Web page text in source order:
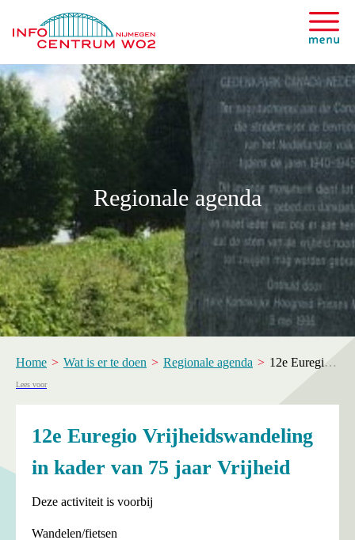
Regionale agenda
Home Wat is er te doen Regionale agenda 12e Euregio Vrijheidswandeling in kader van 75 jaar Vrijheid
Lees voor
12e Euregio Vrijheidswandeling
in kader van 75 jaar Vrijheid
Deze activiteit is voorbij
Wandelen/fietsen